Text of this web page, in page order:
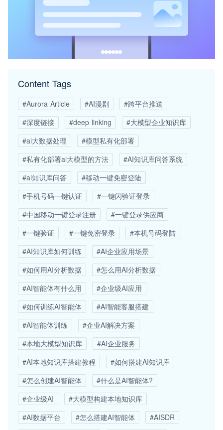
Content Tags
#Aurora Article #AI漫剧
#跨平台推送
#深度链接
#deep linking
#大模型企业知识库
#ai大数据处理
#模型私有化部署
#私有化部署ai大模型的方法
#AI知识库问答系统
#ai知识库问答
#移动一键免密登陆
#手机号码一键认证
#一键闪验证登录
#中国移动一键登录注册
#一键登录供应商
#一键验证
#一键免密登录
#本机号码登陆
#AI知识库如何训练
#AI企业应用场景
#如何用AI分析数据
#怎么用AI分析数据
#AI智能体有什么用
#企业级AI应用
#如何训练AI智能体
#AI智能客服搭建
#AI智能体训练
#企业AI解决方案
#本地大模型知识库
#AI企业服务
#AI本地知识库搭建教程
#如何搭建AI知识库
#怎么创建AI智能体
#什么是AI智能体?
#企业级AI
#大模型构建本地知识库
#AI数据平台
#怎么搭建AI智能体
#AISDR